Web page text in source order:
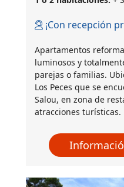
¡Con recepción
Apartamentos
luminosos y
parejas o familias.
Los Peces que se
Salou, en zona de
atracciones turísticas.